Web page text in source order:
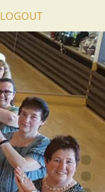
LOGOUT